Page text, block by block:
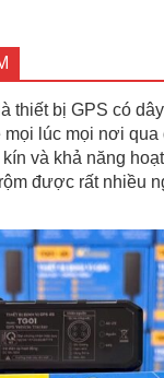
thiết bị GPS có
mọi lúc mọi nơi
và khả năng
được rất nhiều